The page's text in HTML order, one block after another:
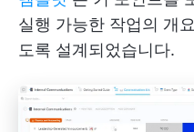
실행 가능한 작업의 개
도록 설계되었습니다.